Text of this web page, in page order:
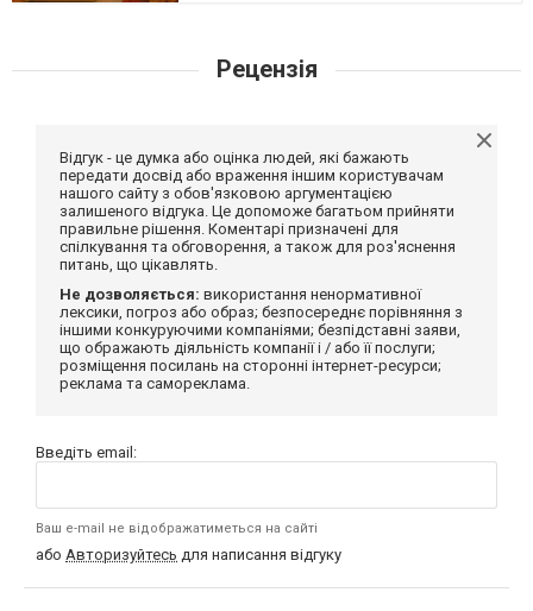
Рецензія
Відгук - це думка або оцінка людей, які бажають
передати досвід або враження іншим користувачам
нашого сайту з обов'язковою аргументацією
залишеного відгука. Це допоможе багатьом прийняти
правильне рішення. Коментарі призначені для
спілкування та обговорення, а також для роз'яснення
питань, що цікавлять.
Не дозволяється: використання ненормативної
лексики, погроз або образ; безпосереднє порівняння з
іншими конкуруючими компаніями; безпідставні заяви,
що ображають діяльність компанії і / або її послуги;
розміщення посилань на сторонні інтернет-ресурси;
реклама та самореклама.
Введіть email:
Ваш e-mail не відображатиметься на сайті
або Авторизуйтесь для написання відгуку